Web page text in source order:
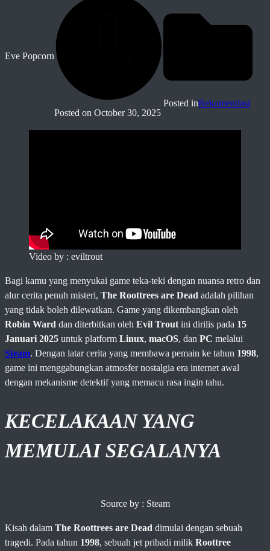
Eve Popcorn
Posted on October 30, 2025
Posted inRekomendasi
Video by : eviltrout
Bagi kamu yang menyukai game teka-teki dengan nuansa retro dan
alur cerita penuh misteri, The Roottrees are Dead adalah pilihan
yang tidak boleh dilewatkan. Game yang dikembangkan oleh
Robin Ward dan diterbitkan oleh Evil Trout ini dirilis pada 15
Januari 2025 untuk platform Linux, macOS, dan PC melalui
Steam. Dengan latar cerita yang membawa pemain ke tahun 1998,
game ini menggabungkan atmosfer nostalgia era internet awal
dengan mekanisme detektif yang memacu rasa ingin tahu.
KECELAKAAN YANG
MEMULAI SEGALANYA
Source by : Steam
Kisah dalam The Roottrees are Dead dimulai dengan sebuah
tragedi. Pada tahun 1998, sebuah jet pribadi milik Roottree